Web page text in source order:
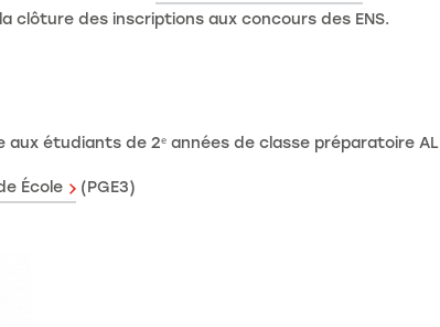
clôture des inscriptions aux concours des ENS.
étudiants de 2ᵉ années de classe préparatoire AL,
École (PGE3)